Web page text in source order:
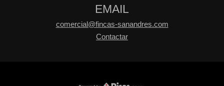
EMAIL
comercial@fincas-sanandres.com
Contactar